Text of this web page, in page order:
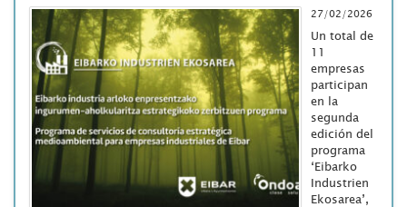
27/02/2026
Un total de
11
empresas
participan
en la
segunda
edición del
programa
‘Eibarko
Industrien
Ekosarea’,